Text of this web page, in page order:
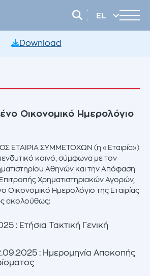
EL
Download
Οικονομικό Ημερολόγιο
ΕΤΑΙΡΙΑ ΣΥΜΜΕΤΟΧΩΝ (η «Εταιρία»)
κοινό, σύμφωνα με τον
Αθηνών και την Απόφαση
Χρηματιστηριακών Αγορών,
Οικονομικό Ημερολόγιο της Εταιρίας
ακολούθως:
: Ετήσια Τακτική Γενική
: Ημερομηνία Αποκοπής